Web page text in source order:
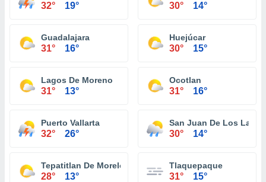
32° 19° 30° 14°
Guadalajara
31° 16°
Huejúcar
30° 15°
Lagos De Moreno
31° 13°
Ocotlan
31° 16°
Puerto Vallarta
32° 26°
San Juan De Los Lagos
30° 14°
Tepatitlan De Morelos
28° 13°
Tlaquepaque
31° 15°